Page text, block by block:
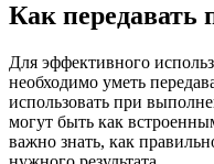
Как передавать
Для эффективного
необходимо уметь
использовать при
могут быть как
важно знать, как